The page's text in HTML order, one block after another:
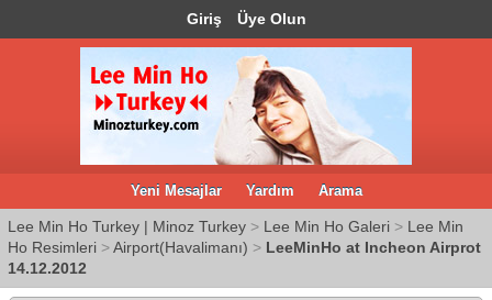
Giriş Üye Olun
Yeni Mesajlar Yardım Arama
Lee Min Ho Turkey | Minoz Turkey > Lee Min Ho Galeri > Lee Min
Ho Resimleri >Airport(Havalimanı) > LeeMinHo at Incheon Airprot
14.12.2012